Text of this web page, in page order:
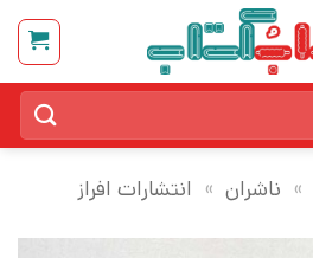
» ناشران » انتشارات افراز